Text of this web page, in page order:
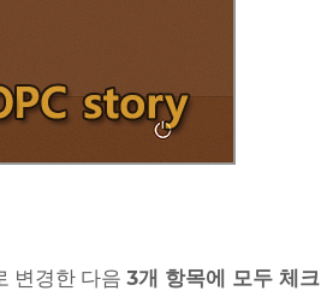
변경한 다음 3개 항목에 모두 체크